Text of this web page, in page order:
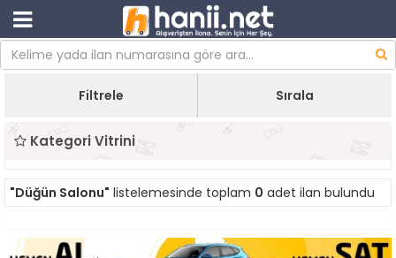
Filtrele Sırala
Kategori Vitrini
"Düğün Salonu" listelemesinde toplam 0 adet ilan bulundu